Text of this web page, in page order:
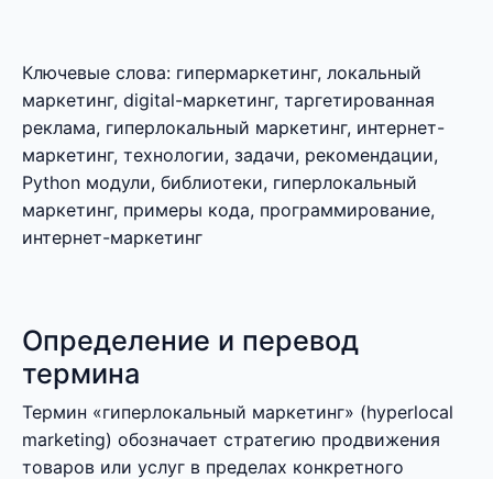
Ключевые слова: гипермаркетинг, локальный
маркетинг, digital-маркетинг, таргетированная
реклама, гиперлокальный маркетинг, интернет-
маркетинг, технологии, задачи, рекомендации,
Python модули, библиотеки, гиперлокальный
маркетинг, примеры кода, программирование,
интернет-маркетинг
Определение и перевод
термина
Термин «гиперлокальный маркетинг» (hyperlocal
marketing) обозначает стратегию продвижения
товаров или услуг в пределах конкретного